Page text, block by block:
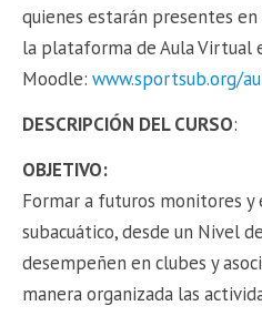
quienes estarán presentes
la plataforma de Aula Virtual
Moodle:www.sportsub.org/
DESCRIPCIÓN DEL CURSO:
OBJETIVO:
Formar a futuros monitores
subacuático, desde un Nivel
desempeñen en clubes y
manera organizada las